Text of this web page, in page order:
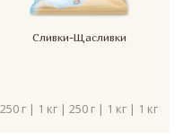
Сливки-Щасливки
250 г | 1 кг | 250 г | 1 кг | 1 кг